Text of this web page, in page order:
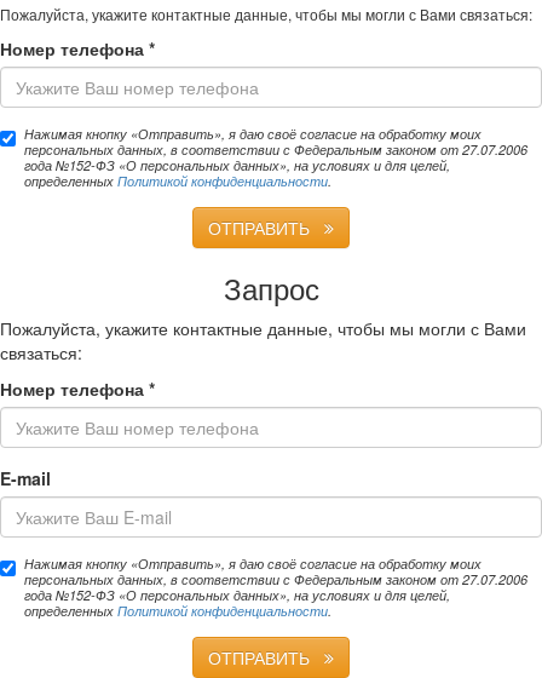
Пожалуйста, укажите контактные данные, чтобы мы могли с Вами связаться:
Номер телефона *
Нажимая кнопку «Отправить», я даю своё согласие на обработку моих
персональных данных, в соответствии с Федеральным законом от 27.07.2006
года №152-ФЗ «О персональных данных», на условиях и для целей,
определенных Политикой конфиденциальности
ОТПРАВИТЬ
Запрос
Пожалуйста, укажите контактные данные, чтобы мы могли с Вами
связаться:
Номер телефона *
E-mail
Нажимая кнопку «Отправить», я даю своё согласие на обработку моих
персональных данных, в соответствии с Федеральным законом от 27.07.2006
года №152-ФЗ «О персональных данных», на условиях и для целей,
определенных Политикой конфиденциальности
ОТПРАВИТЬ